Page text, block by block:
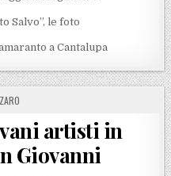
Salvo”, le foto
a Cantalupa
IN
artisti in
Giovanni